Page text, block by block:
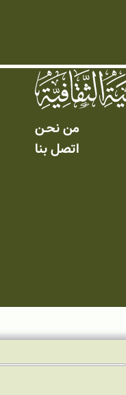
من نحـن
اتصل بنا